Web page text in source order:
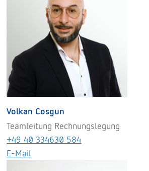
Volkan Cosgun
Teamleitung Rechnungslegung
+49 40 334630 584
E-Mail